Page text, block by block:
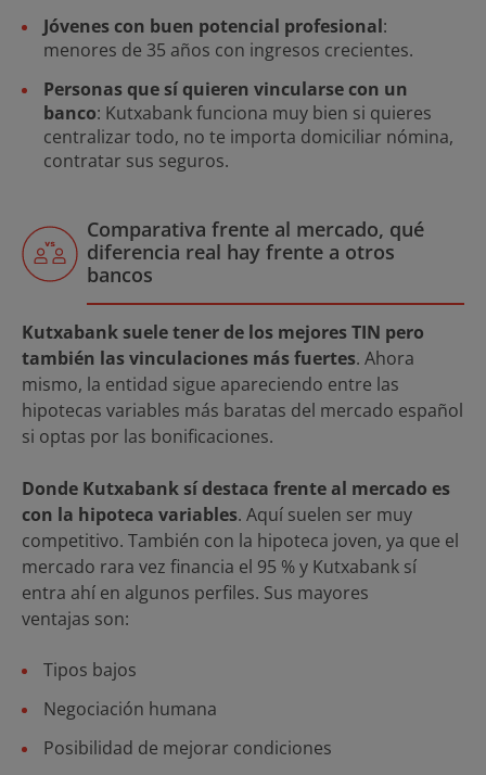
Jóvenes con buen potencial profesional:
menores de 35 años con ingresos crecientes.
Personas que sí quieren vincularse con un
banco: Kutxabank funciona muy bien si quieres
centralizar todo, no te importa domiciliar nómina,
contratar sus seguros.
Comparativa frente al mercado, qué
diferencia real hay frente a otros
bancos
Kutxabank suele tener de los mejores TIN pero
también las vinculaciones más fuertes. Ahora
mismo, la entidad sigue apareciendo entre las
hipotecas variables más baratas del mercado español
si optas por las bonificaciones.
Donde Kutxabank sí destaca frente al mercado es
con la hipoteca variables. Aquí suelen ser muy
competitivo. También con la hipoteca joven, ya que el
mercado rara vez financia el 95 % y Kutxabank sí
entra ahí en algunos perfiles. Sus mayores
ventajas son:
Tipos bajos
Negociación humana
Posibilidad de mejorar condiciones